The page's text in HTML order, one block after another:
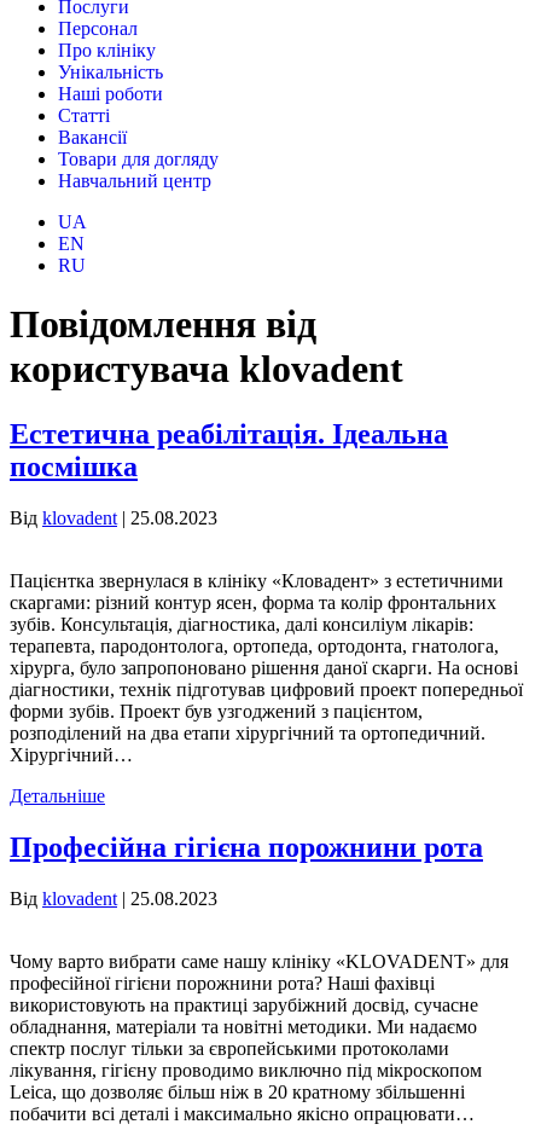
Послуги
Персонал
Про клініку
Унікальність
Наші роботи
Статті
Вакансії
Товари для догляду
Навчальний центр
UA
EN
RU
Повідомлення від
користувача klovadent
Естетична реабілітація. Ідеальна
посмішка
Від klovadent | 25.08.2023
Пацієнтка звернулася в клініку «Кловадент» з естетичними
скаргами: різний контур ясен, форма та колір фронтальних
зубів. Консультація, діагностика, далі консиліум лікарів:
терапевта, пародонтолога, ортопеда, ортодонта, гнатолога,
хірурга, було запропоновано рішення даної скарги. На основі
діагностики, технік підготував цифровий проект попередньої
форми зубів. Проект був узгоджений з пацієнтом,
розподілений на два етапи хірургічний та ортопедичний.
Хірургічний…
Детальніше
Професійна гігієна порожнини рота
Від klovadent | 25.08.2023
Чому варто вибрати саме нашу клініку «KLOVADENT» для
професійної гігієни порожнини рота? Наші фахівці
використовують на практиці зарубіжний досвід, сучасне
обладнання, матеріали та новітні методики. Ми надаємо
спектр послуг тільки за європейськими протоколами
лікування, гігієну проводимо виключно під мікроскопом
Leica, що дозволяє більш ніж в 20 кратному збільшенні
побачити всі деталі і максимально якісно опрацювати…